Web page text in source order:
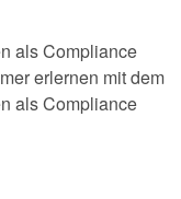
als Compliance
erlernen mit dem
als Compliance